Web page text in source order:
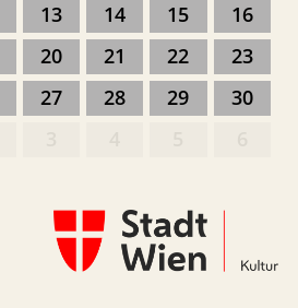
13 14 15
16
20 21 22
23
27 28 29
30